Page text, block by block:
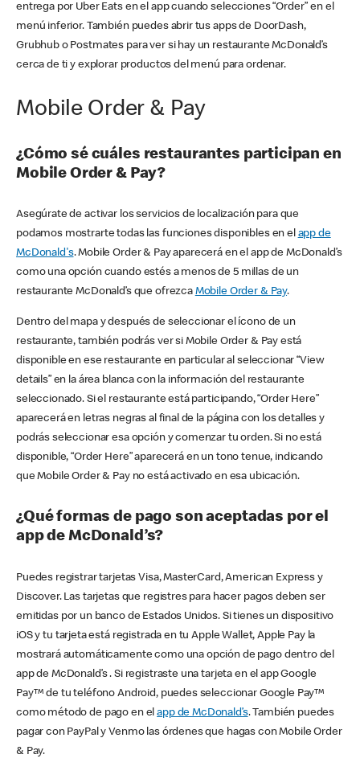
entrega por Uber Eats en el app cuando selecciones “Order” en el
menú inferior. También puedes abrir tus apps de DoorDash,
Grubhub o Postmates para ver si hay un restaurante McDonald’s
cerca de ti y explorar productos del menú para ordenar.
Mobile Order & Pay
¿Cómo sé cuáles restaurantes participan en
Mobile Order & Pay?
Asegúrate de activar los servicios de localización para que
podamos mostrarte todas las funciones disponibles en el app de
McDonald's. Mobile Order & Pay aparecerá en el app de McDonald’s
como una opción cuando estés a menos de 5 millas de un
restaurante McDonald’s que ofrezca Mobile Order & Pay.
Dentro del mapa y después de seleccionar el ícono de un
restaurante, también podrás ver si Mobile Order & Pay está
disponible en ese restaurante en particular al seleccionar “View
details” en la área blanca con la información del restaurante
seleccionado. Si el restaurante está participando, “Order Here”
aparecerá en letras negras al final de la página con los detalles y
podrás seleccionar esa opción y comenzar tu orden. Si no está
disponible, “Order Here” aparecerá en un tono tenue, indicando
que Mobile Order & Pay no está activado en esa ubicación.
¿Qué formas de pago son aceptadas por el
app de McDonald’s?
Puedes registrar tarjetas Visa, MasterCard, American Express y
Discover. Las tarjetas que registres para hacer pagos deben ser
emitidas por un banco de Estados Unidos. Si tienes un dispositivo
iOS y tu tarjeta está registrada en tu Apple Wallet, Apple Pay la
mostrará automáticamente como una opción de pago dentro del
app de McDonald’s . Si registraste una tarjeta en el app Google
Pay™ de tu teléfono Android, puedes seleccionar Google Pay™
como método de pago en elapp de McDonald’s. También puedes
pagar con PayPal y Venmo las órdenes que hagas con Mobile Order
& Pay.